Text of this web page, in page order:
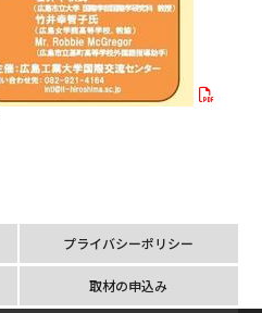
プライバシーポリシー
取材の申込み